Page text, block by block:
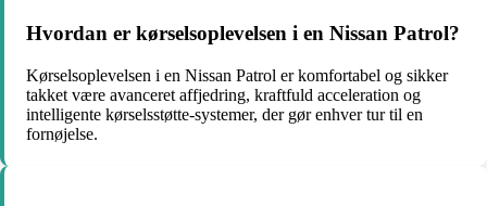
Hvordan er kørselsoplevelsen i en Nissan Patrol?
Kørselsoplevelsen i en Nissan Patrol er komfortabel og sikker
takket være avanceret affjedring, kraftfuld acceleration og
intelligente kørselsstøtte-systemer, der gør enhver tur til en
fornøjelse.